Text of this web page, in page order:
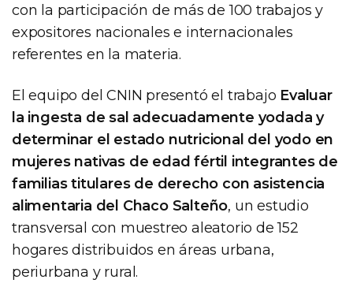
con la participación de más de 100 trabajos y
expositores nacionales e internacionales
referentes en la materia.
El equipo del CNIN presentó el trabajo Evaluar
la ingesta de sal adecuadamente yodada y
determinar el estado nutricional del yodo en
mujeres nativas de edad fértil integrantes de
familias titulares de derecho con asistencia
alimentaria del Chaco Salteño, un estudio
transversal con muestreo aleatorio de 152
hogares distribuidos en áreas urbana,
periurbana y rural.